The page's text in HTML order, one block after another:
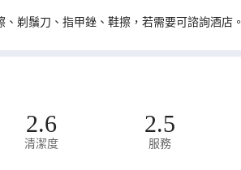
剃鬚刀、指甲銼、鞋擦，若需要可諮詢酒店。
2.6
清潔度
2.5
服務